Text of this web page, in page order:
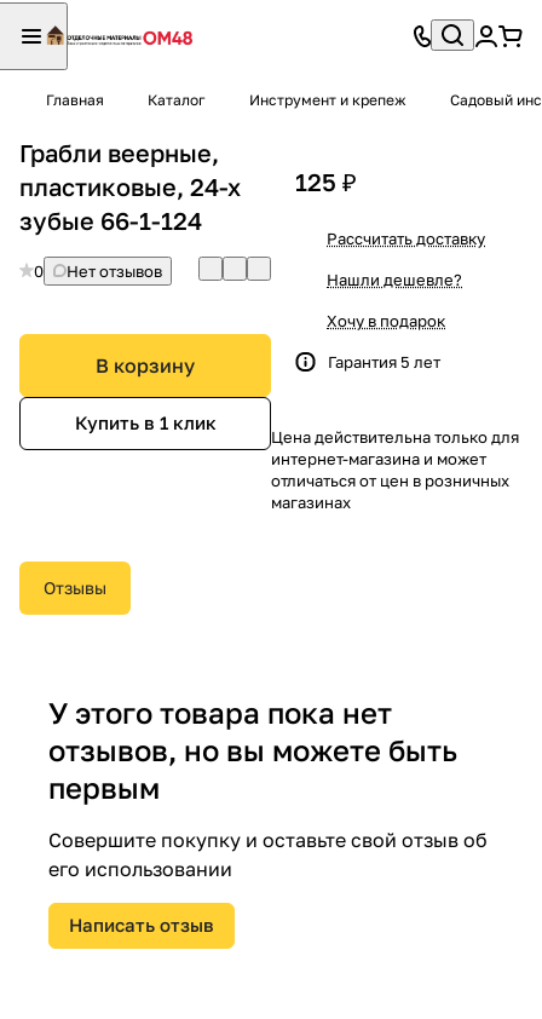
Главная Каталог Инструмент и крепеж Садовый
Грабли веерные,
пластиковые, 24-х
зубые 66-1-124
0 Нет отзывов
В корзину
Купить в 1 клик
125 ₽
Рассчитать доставку
Нашли дешевле?
Хочу в подарок
Гарантия 5 лет
Цена действительна только для
интернет-магазина и может
отличаться от цен в розничных
магазинах
Отзывы
У этого товара пока нет
отзывов, но вы можете быть
первым
Совершите покупку и оставьте свой отзыв об
его использовании
Написать отзыв